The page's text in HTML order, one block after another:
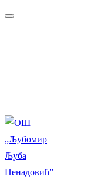
Прескочи
Изборник
Затворити